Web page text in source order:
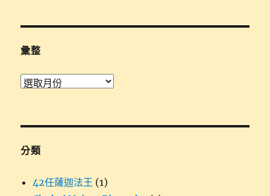
鍵
彙整
彙
分類
42任薩迦法王 (1)